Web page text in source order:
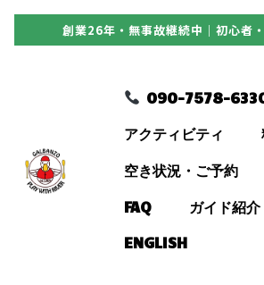
創業26年・無事故継続中｜初心者
090-7578-
アクティビティ
空き状況・ご予約
FAQ ガイド紹介
ENGLISH
アクティビティ
料金